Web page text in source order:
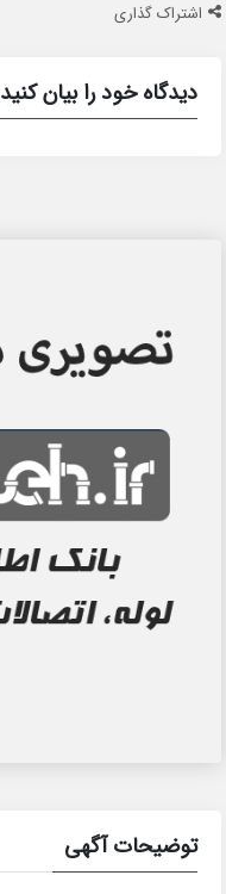
اشتراک گذاری
دیدگاه خود را بیان کنید
توضیحات آگهی